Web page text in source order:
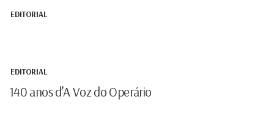
EDITORIAL
EDITORIAL
140 anos d’A Vozdo Operário